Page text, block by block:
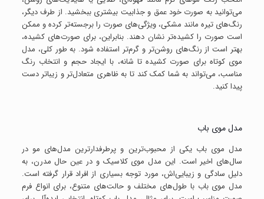
می‌توانید به صورت خود عمق و جذابیت بیشتری ببخشید. از طرف دیگر،
رنگ‌های تیره مانند مشکی، ویژگی‌های صورت را برجسته‌تر کرده و ممکن
است صورت را کشیده‌تر نشان دهند. بنابراین، برای صورت‌های کشیده،
بهتر است از رنگ‌های روشن‌تر و گرم‌تر استفاده شود. به طور کلی، مدل
موی کوتاه برای صورت کشیده تا شانه، با ایجاد حجم و انتخاب رنگ
مناسب، می‌تواند به شما کمک کند تا به ظاهری متعادل‌تر و زیباتر دست
پیدا کنید.
مدل موی باب
مدل موی باب یکی از محبوب‌ترین و پرطرفدارترین مدل‌های مو در
سال‌های اخیر است. این مدل موی کلاسیک و در عین حال مدرن، به
دلیل سادگی و زیبایی‌اش، مورد توجه بسیاری از افراد قرار گرفته است.
مدل موی باب با طول‌های مختلف و حالت‌های متنوع، برای انواع فرم